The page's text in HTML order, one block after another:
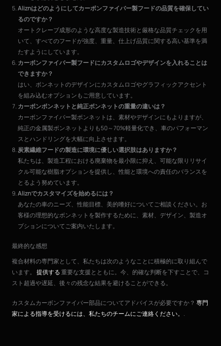
Aliznはどのようにしてカーボンファイバー製フードの品質を確保してい
るのですか？
オートクレーブ成形のような高度な製造技術と厳格な品質チェックを用
いて、すべてのフードが強度、重量、仕上げ品質に関する高い基準を満
たすようにしています。
カーボンファイバー製フードにカスタムロゴやデザインを入れることは
できますか？
はい、ボンネットのデザインにカスタムロゴやグラフィックアクセント
を組み込むオプションもご用意しています。
カーボンボンネットと純正ボンネットの重量の違いは？
カーボンファイバー製ボンネットは、素材やデザインにもよりますが、
純正の金属製ボンネットよりも50～70%軽量化でき、車のパフォーマン
スとハンドリングを大幅に向上させます。
炭素繊維フードの製造に環境に優しい選択肢はありますか？
私たちは、製造工程における廃棄物を最小限に抑え、可能な限りリサイ
クル可能な樹脂オプションを提供し、性能と環境への責任のバランスを
とるよう努めています。
Aliznでカスタマイズを始めるには？
あなたの車のニーズ、性能目標、美的嗜好についてご相談ください。お
客様の理想的なボンネットを製作するために、素材、デザイン、製造オ
プションについてご案内いたします。
最終的な感想
複合材料の専門家として、私たちは次のようなことに積極的に取り組んで
います。 提供する重要な支援とともに。今、的確な判断を下すことで、コ
スト超過や遅延、後々の残念な結果を避けることができる。
カスタムカーボンファイバー部品についてアドバイスが必要ですか？ 専門
家による指導を受けるには、私たちのチームにご連絡ください。 .